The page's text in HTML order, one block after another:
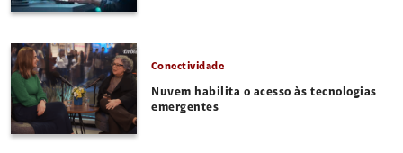
Conectividade
Nuvem habilita o acesso às tecnologias
emergentes